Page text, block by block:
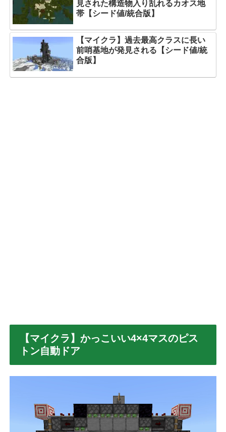
見された構造物入り乱れるカオス地
帯【シード値/統合版】
【マイクラ】過去最高クラスに長い
前哨基地が発見される【シード値/統
合版】
【マイクラ】かっこいい4×4マスのピス
トン自動ドア